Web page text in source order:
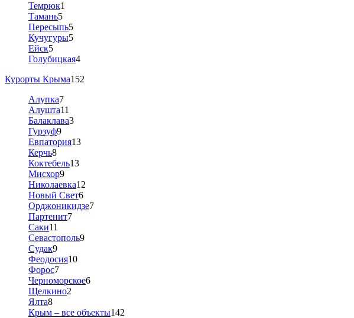
Темрюк1
Тамань5
Пересыпь5
Кучугуры5
Ейск5
Голубицкая4
Курорты Крыма152
Алупка7
Алушта11
Балаклава3
Гурзуф9
Евпатория13
Керчь8
Коктебель13
Мисхор9
Николаевка12
Новый Свет6
Орджоникидзе7
Партенит7
Саки11
Севастополь9
Судак9
Феодосия10
Форос7
Черноморское6
Щелкино2
Ялта8
Крым – все объекты142